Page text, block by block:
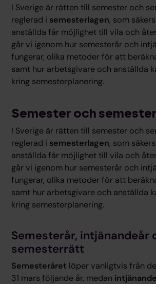
I Sverige är rätten till semester och
reglerad i semesterlagen, som
anställda får möjlighet till vila och
går vi igenom hur semesterår och
fungerar, olika metoder för att
samt hur arbetsgivare och anställda
kring semesterplanering.
Semester och
I Sverige är rätten till semester och
reglerad i semesterlagen, som
anställda får möjlighet till vila och
går vi igenom hur semesterår och
fungerar, olika metoder för att
samt hur arbetsgivare och anställda
kring semesterplanering.
Semesterår, intjänandeår
semesterrätt
Semesteråret löper vanligtvis från
31 mars följande år, medan